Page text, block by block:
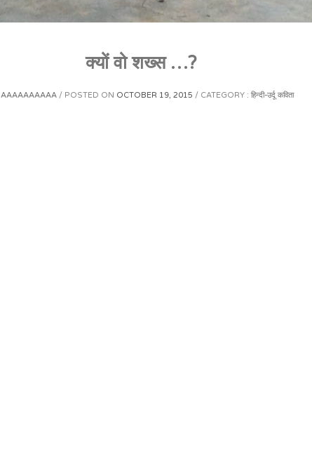
क्यों वो शख्स …?
AAAAAAAAAA POSTED ON OCTOBER 19, 2015 CATEGORY : हिन्दी-उर्दू कविता